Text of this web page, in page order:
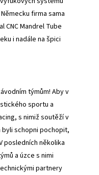
firma sama
Mandrel Tube
i nadále na špici
týmům! Aby v
sportu a
s nimiž soutěží v
byli schopni pochopit,
posledních několika
a úzce s nimi
partnery